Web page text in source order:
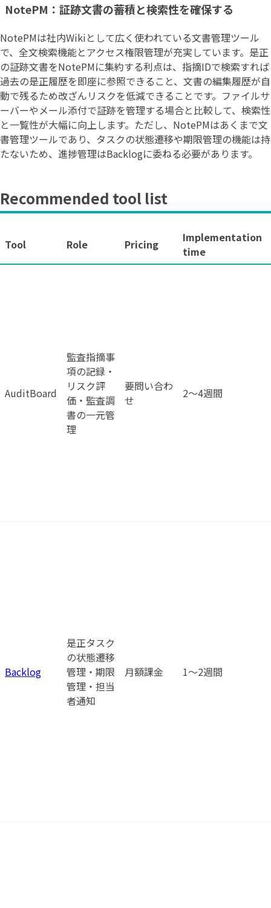
NotePM：証跡文書の蓄積と検索性を確保する
NotePMは社内Wikiとして広く使われている文書管理ツール
で、全文検索機能とアクセス権限管理が充実しています。是正
の証跡文書をNotePMに集約する利点は、指摘IDで検索すれば
過去の是正履歴を即座に参照できること、文書の編集履歴が自
動で残るため改ざんリスクを低減できることです。ファイルサ
ーバーやメール添付で証跡を管理する場合と比較して、検索性
と一覧性が大幅に向上します。ただし、NotePMはあくまで文
書管理ツールであり、タスクの状態遷移や期限管理の機能は持
たないため、進捗管理はBacklogに委ねる必要があります。
Recommended tool list
Tool Role Pricing
Implementation
time
AuditBoard
監査指摘事
項の記録・
リスク評
価・監査調
書の一元管
理
要問い合わ
せ
2〜4週間
Backlog
是正タスク
の状態遷移
管理・期限
管理・担当
者通知
月額課金 1〜2週間